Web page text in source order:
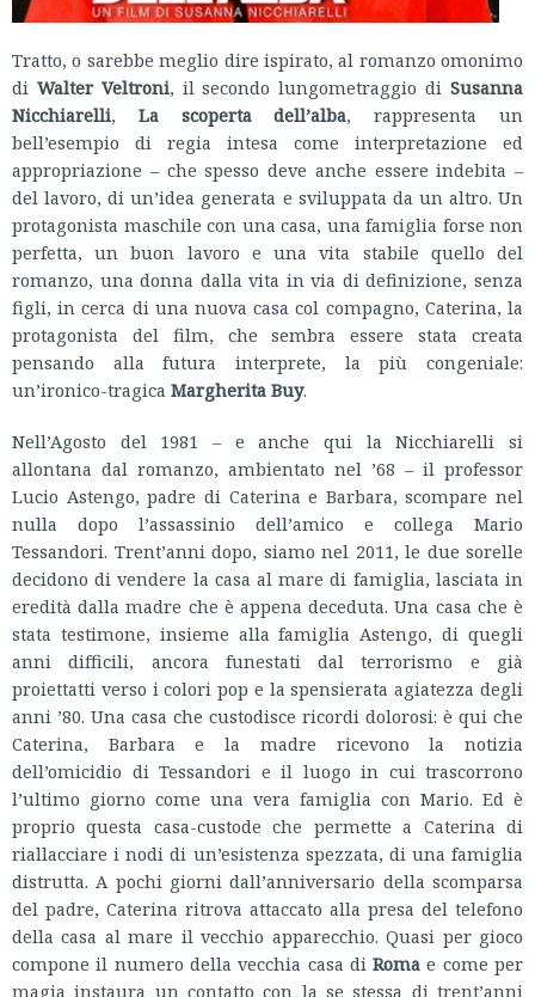
Tratto, o sarebbe meglio dire ispirato, al romanzo omonimo
di Walter Veltroni, il secondo lungometraggio diSusanna
Nicchiarelli, La scoperta dell’alba, rappresenta un
bell’esempio di regia intesa come interpretazione ed
appropriazione – che spesso deve anche essere indebita –
del lavoro, di un’idea generata e sviluppata da un altro. Un
protagonista maschile con una casa, una famiglia forse non
perfetta, un buon lavoro e una vita stabile quello del
romanzo, una donna dalla vita in via di definizione, senza
figli, in cerca di una nuova casa col compagno, Caterina, la
protagonista del film, che sembra essere stata creata
pensando alla futura interprete, la più congeniale:
un’ironico-tragica Margherita Buy.
Nell’Agosto del 1981 – e anche qui la Nicchiarelli si
allontana dal romanzo, ambientato nel ’68 – il professor
Lucio Astengo, padre di Caterina e Barbara, scompare nel
nulla dopo l’assassinio dell’amico e collega Mario
Tessandori. Trent’anni dopo, siamo nel 2011, le due sorelle
decidono di vendere la casa al mare di famiglia, lasciata in
eredità dalla madre che è appena deceduta. Una casa che è
stata testimone, insieme alla famiglia Astengo, di quegli
anni difficili, ancora funestati dal terrorismo e già
proiettatti verso i colori pop e la spensierata agiatezza degli
anni ’80. Una casa che custodisce ricordi dolorosi: è qui che
Caterina, Barbara e la madre ricevono la notizia
dell’omicidio di Tessandori e il luogo in cui trascorrono
l’ultimo giorno come una vera famiglia con Mario. Ed è
proprio questa casa-custode che permette a Caterina di
riallacciare i nodi di un’esistenza spezzata, di una famiglia
distrutta. A pochi giorni dall’anniversario della scomparsa
del padre, Caterina ritrova attaccato alla presa del telefono
della casa al mare il vecchio apparecchio. Quasi per gioco
compone il numero della vecchia casa diRoma e come per
magia instaura un contatto con la se stessa di trent’anni